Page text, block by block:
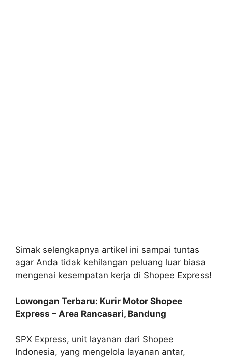
Simak selengkapnya artikel ini sampai tuntas
agar Anda tidak kehilangan peluang luar biasa
mengenai kesempatan kerja di Shopee Express!
Lowongan Terbaru: Kurir Motor Shopee
Express – Area Rancasari, Bandung
SPX Express, unit layanan dari Shopee
Indonesia, yang mengelola layanan antar,